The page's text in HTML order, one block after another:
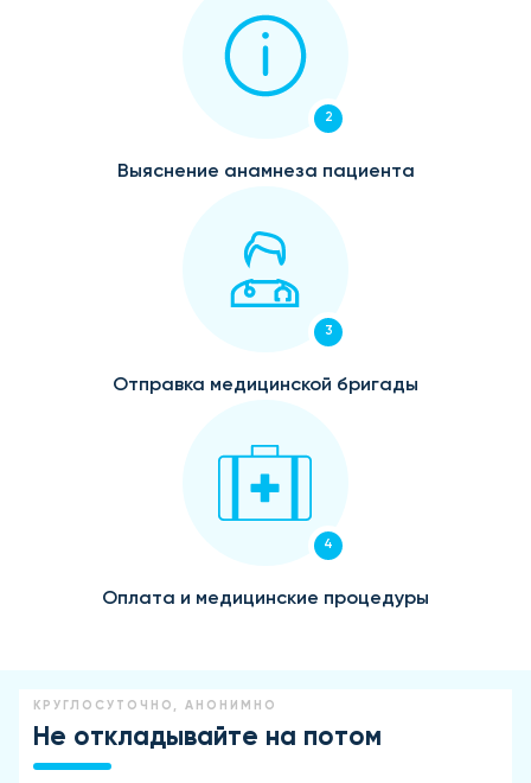
2
Выяснение анамнеза пациента
3
Отправка медицинской бригады
4
Оплата и медицинские процедуры
КРУГЛОСУТОЧНО, АНОНИМНО
Не откладывайте на потом